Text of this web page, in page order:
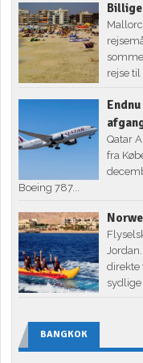
rejse
Qatar
fra
Boeing 787...
direkte
sydlige
BANGKOK